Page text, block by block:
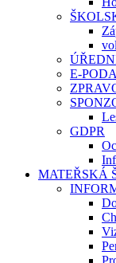
E-
GDPR
MATEŘSKÁ